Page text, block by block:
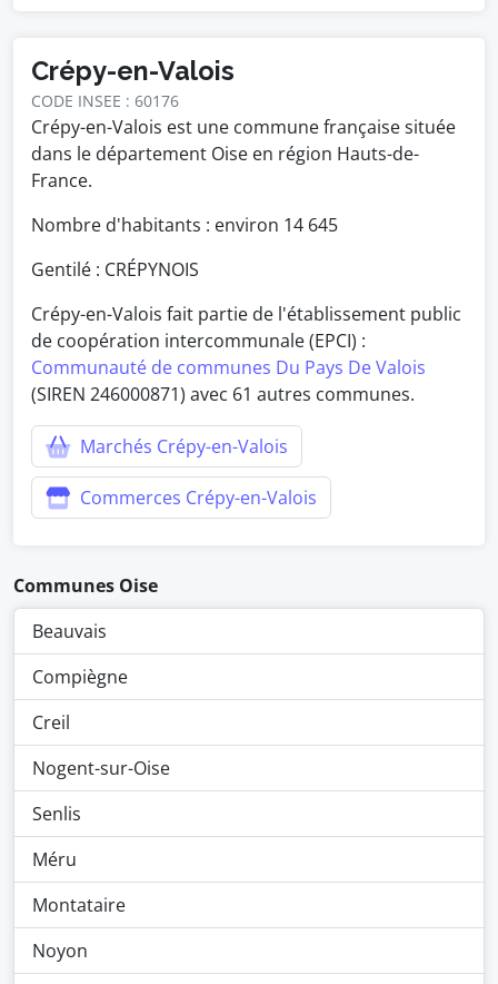
Crépy-en-Valois
CODE INSEE : 60176
Crépy-en-Valois est une commune française située
dans le département Oise en région Hauts-de-
France.
Nombre d'habitants : environ 14 645
Gentilé : CRÉPYNOIS
Crépy-en-Valois fait partie de l'établissement public
de coopération intercommunale (EPCI) :
Communauté de communes Du Pays De Valois
(SIREN 246000871) avec 61 autres communes.
Marchés Crépy-en-Valois
Commerces Crépy-en-Valois
Communes Oise
Beauvais
Compiègne
Creil
Nogent-sur-Oise
Senlis
Méru
Montataire
Noyon